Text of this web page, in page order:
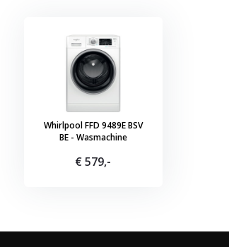
Whirlpool FFD 9489E BSV
BE - Wasmachine
€ 579,-